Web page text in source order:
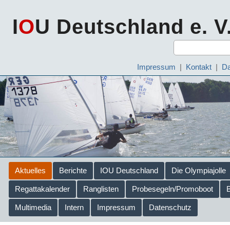
IOU Deutschland e.
Impressum | Kontakt |
Aktuelles Berichte IOU Deutschland Die Olympiajolle
Regattakalender Ranglisten Probesegeln/Promoboot
Multimedia Intern Impressum Datenschutz